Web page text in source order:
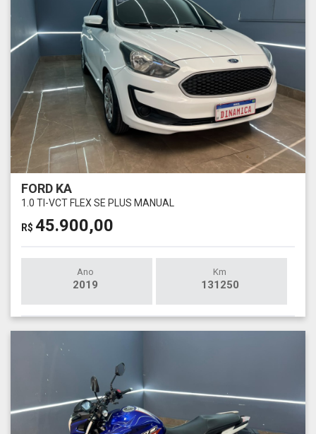
FORD KA
1.0 TI-VCT FLEX SE PLUS MANUAL
R$ 45.900,00
Ano
2019
Km
131250